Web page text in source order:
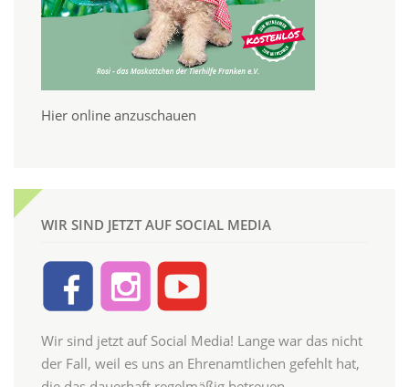
Hier online anzuschauen
WIR SIND JETZT AUF SOCIAL MEDIA
Wir sind jetzt auf Social Media! Lange war das nicht
der Fall, weil es uns an Ehrenamtlichen gefehlt hat,